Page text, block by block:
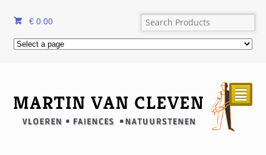
€ 0.00
²